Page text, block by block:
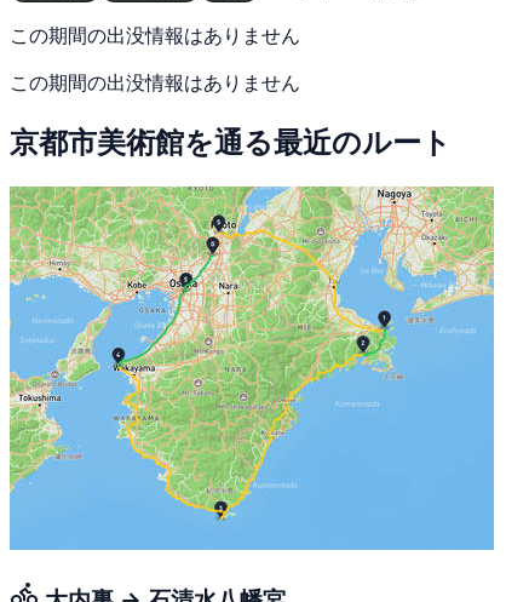
この期間の出没情報はありません
この期間の出没情報はありません
京都市美術館を通る最近のルート